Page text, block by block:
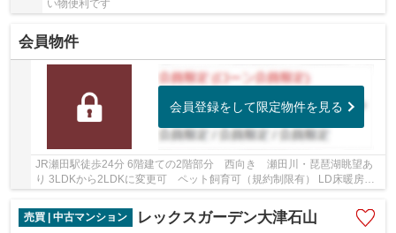
い物便利です
会員物件
会員登録をして限定物件を見る
JR瀬田駅徒歩24分 6階建ての2階部分 西向き 瀬田川・琵琶湖眺望あ
り 3LDKから2LDKに変更可 ペット飼育可（規約制限有） LD床暖房・
食洗機・ディスポーザー・浄水器など設備充実 浴...
売買 | 中古マンション
レックスガーデン大津石山